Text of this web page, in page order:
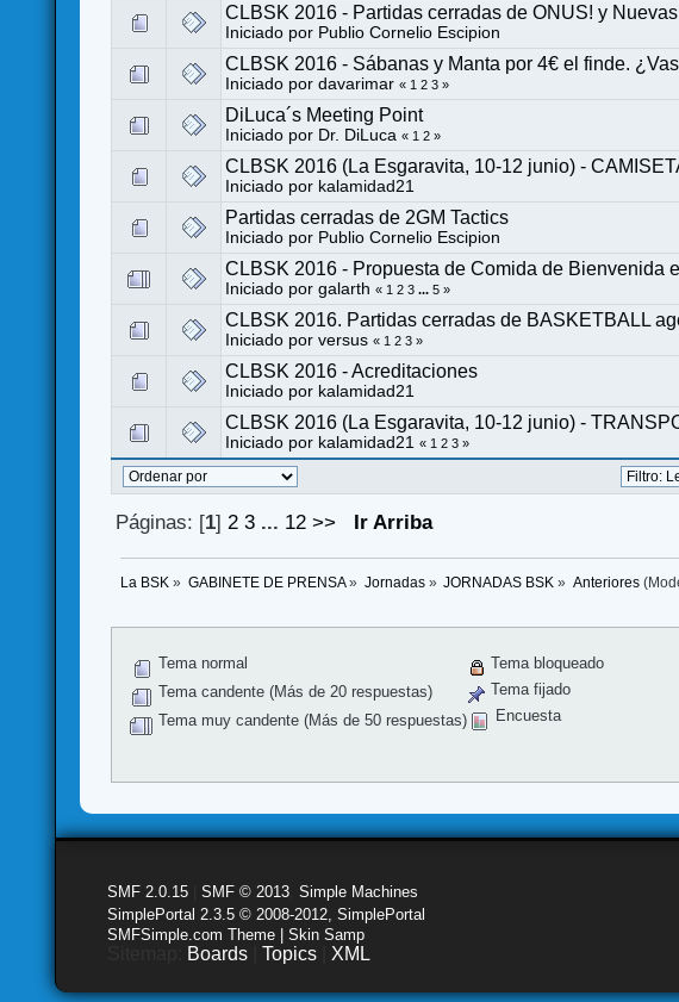
CLBSK 2016 - Partidas cerradas de ONUS! y
Iniciado por Publio Cornelio Escipion
CLBSK 2016 - Sábanas y Manta por 4€ el finde.
Iniciado pordavarimar « 1 2 3 »
DiLuca´s Meeting Point
Iniciado por Dr. DiLuca « 1 2 »
CLBSK 2016 (La Esgaravita, 10-12 junio) -
Iniciado por kalamidad21
Partidas cerradas de 2GM Tactics
Iniciado por Publio Cornelio Escipion
CLBSK 2016 - Propuesta de Comida de Bienvenida
Iniciado porgalarth « 1 2 3 ...5 »
CLBSK 2016. Partidas cerradas de BASKETBALL
Iniciado porversus « 1 2 3 »
CLBSK 2016 - Acreditaciones
Iniciado por kalamidad21
CLBSK 2016 (La Esgaravita, 10-12 junio) -
Iniciado por kalamidad21 « 1 2 3 »
Páginas: [1] 2 3 ... 12 >> Ir Arriba
La BSK » GABINETE DE PRENSA» Jornadas» JORNADAS BSK » Anteriores
Tema normal
Tema candente (Más de 20 respuestas)
Tema muy candente (Más de 50 respuestas)
Tema bloqueado
Tema fijado
Encuesta
SMF 2.0.15 |SMF © 2013 ,Simple Machines
SimplePortal 2.3.5 © 2008-2012, SimplePortal
SMFSimple.com Theme | Skin Samp
Boards |Topics XML